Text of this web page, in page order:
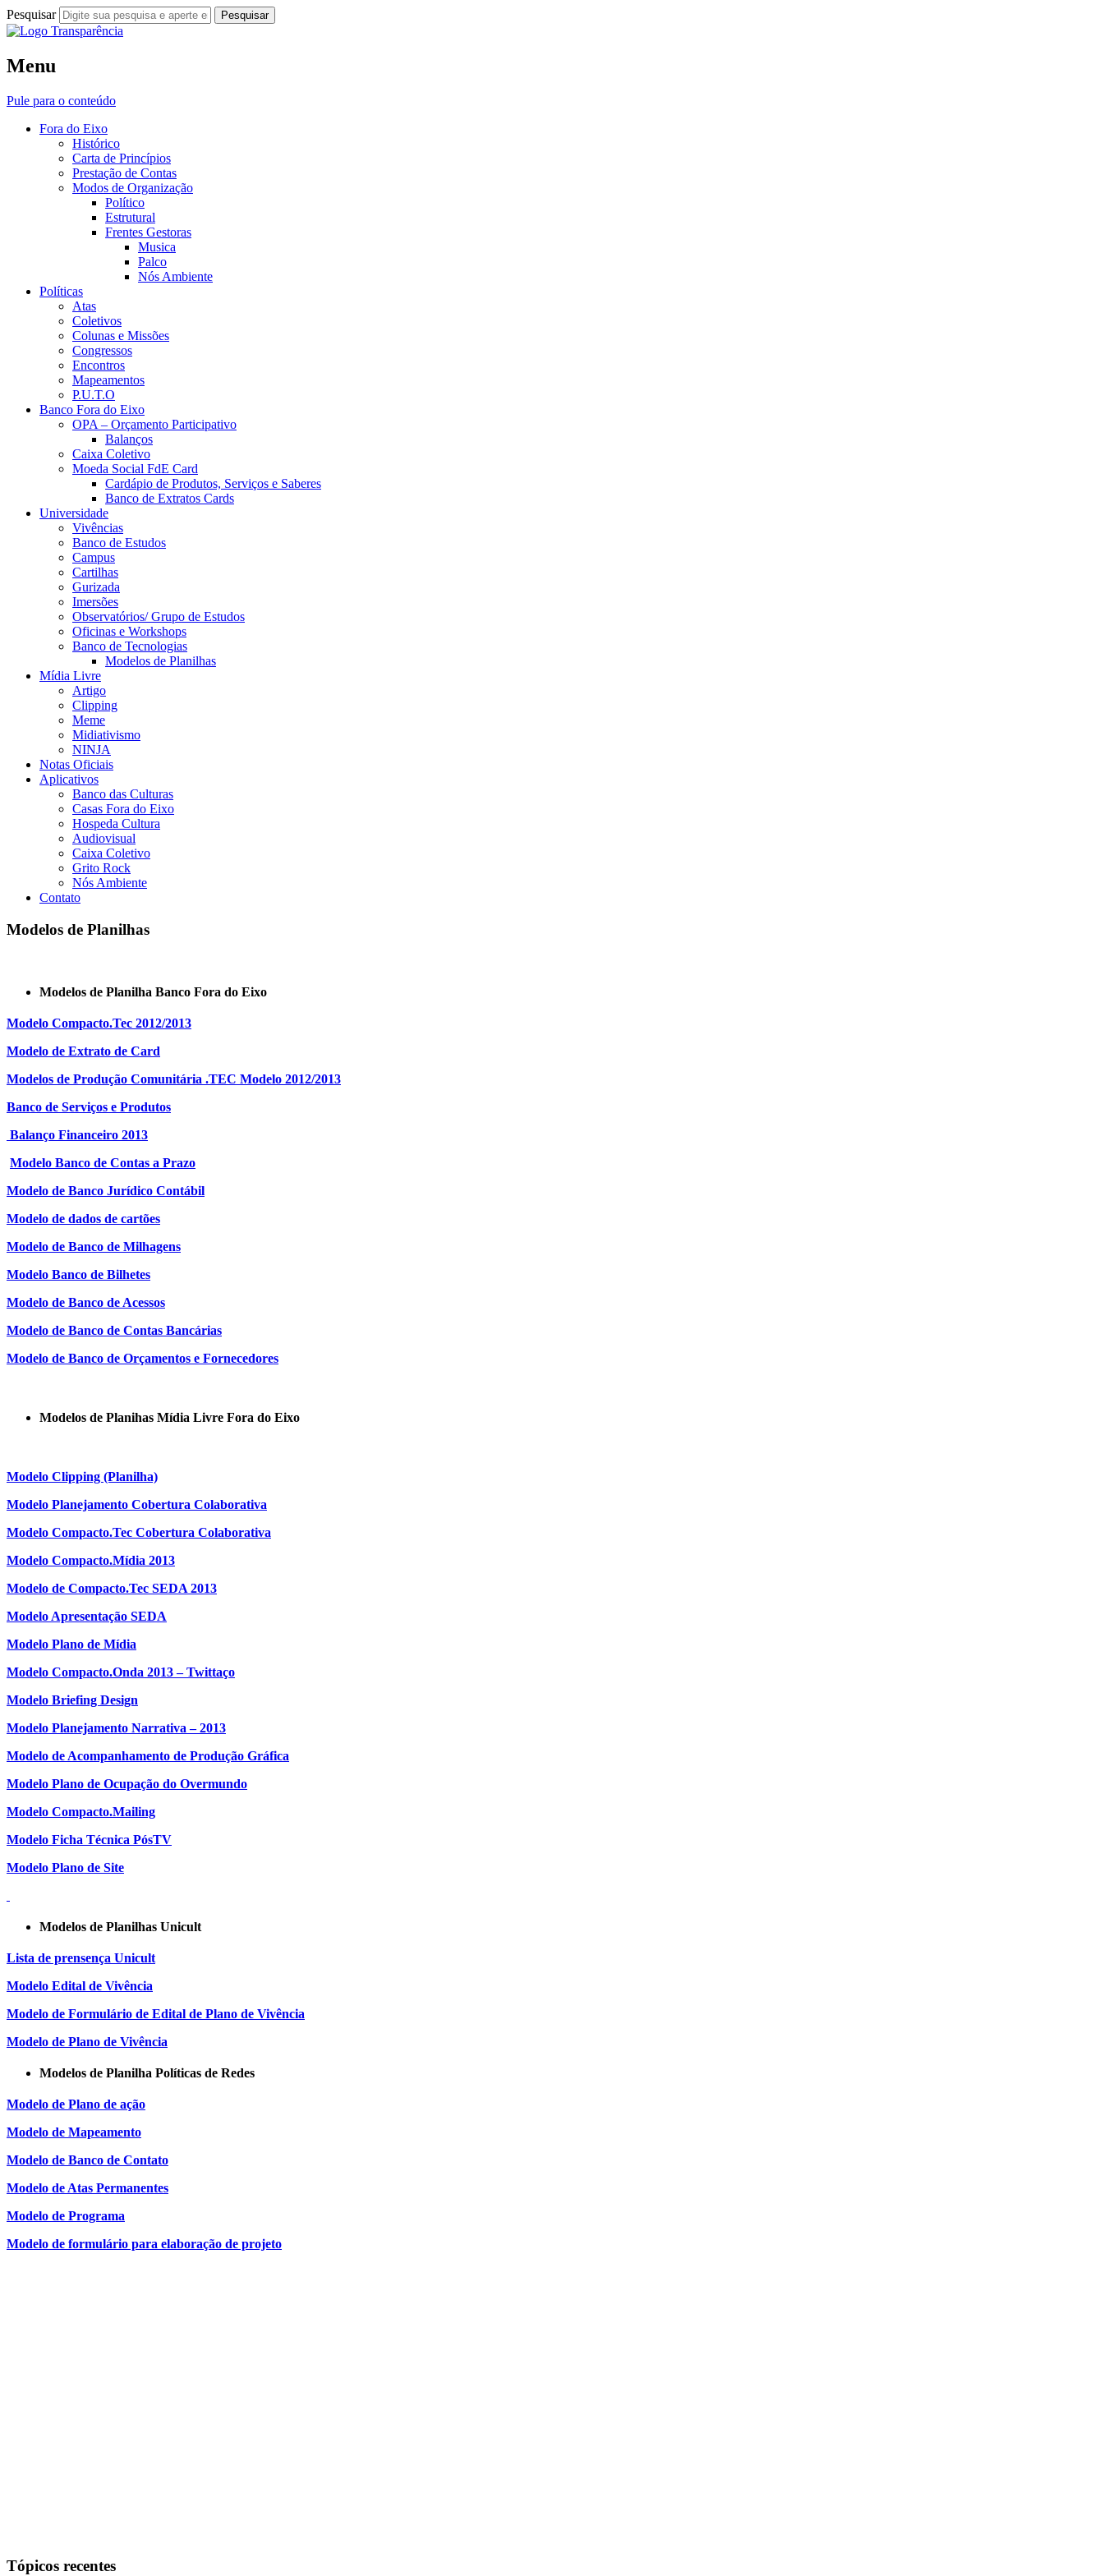
Pesquisar
Transparência
Fora do Eixo
Menu
Pule para o conteúdo
Fora do Eixo
Histórico
Carta de Princípios
Prestação de Contas
Modos de Organização
Político
Estrutural
Frentes Gestoras
Musica
Palco
Nós Ambiente
Políticas
Atas
Coletivos
Colunas e Missões
Congressos
Encontros
Mapeamentos
P.U.T.O
Banco Fora do Eixo
OPA – Orçamento Participativo
Balanços
Caixa Coletivo
Moeda Social FdE Card
Cardápio de Produtos, Serviços e Saberes
Banco de Extratos Cards
Universidade
Vivências
Banco de Estudos
Campus
Cartilhas
Gurizada
Imersões
Observatórios/ Grupo de Estudos
Oficinas e Workshops
Banco de Tecnologias
Modelos de Planilhas
Mídia Livre
Artigo
Clipping
Meme
Midiativismo
NINJA
Notas Oficiais
Aplicativos
Banco das Culturas
Casas Fora do Eixo
Hospeda Cultura
Audiovisual
Caixa Coletivo
Grito Rock
Nós Ambiente
Contato
Modelos de Planilhas
Modelos de Planilha Banco Fora do Eixo
Modelo Compacto.Tec 2012/2013
Modelo de Extrato de Card
Modelos de Produção Comunitária .TEC Modelo 2012/2013
Banco de Serviços e Produtos
Balanço Financeiro 2013
Modelo Banco de Contas a Prazo
Modelo de Banco Jurídico Contábil
Modelo de dados de cartões
Modelo de Banco de Milhagens
Modelo Banco de Bilhetes
Modelo de Banco de Acessos
Modelo de Banco de Contas Bancárias
Modelo de Banco de Orçamentos e Fornecedores
Modelos de Planihas Mídia Livre Fora do Eixo
Modelo Clipping (Planilha)
Modelo Planejamento Cobertura Colaborativa
Modelo Compacto.Tec Cobertura Colaborativa
Modelo Compacto.Mídia 2013
Modelo de Compacto.Tec SEDA 2013
Modelo Apresentação SEDA
Modelo Plano de Mídia
Modelo Compacto.Onda 2013 – Twittaço
Modelo Briefing Design
Modelo Planejamento Narrativa – 2013
Modelo de Acompanhamento de Produção Gráfica
Modelo Plano de Ocupação do Overmundo
Modelo Compacto.Mailing
Modelo Ficha Técnica PósTV
Modelo Plano de Site
Modelos de Planilhas Unicult
Lista de prensença Unicult
Modelo Edital de Vivência
Modelo de Formulário de Edital de Plano de Vivência
Modelo de Plano de Vivência
Modelos de Planilha Políticas de Redes
Modelo de Plano de ação
Modelo de Mapeamento
Modelo de Banco de Contato
Modelo de Atas Permanentes
Modelo de Programa
Modelo de formulário para elaboração de projeto
Tópicos recentes